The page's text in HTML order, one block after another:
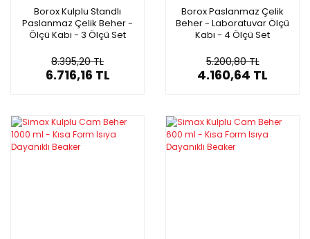
Borox Kulplu Standlı
Paslanmaz Çelik Beher -
Ölçü Kabı - 3 Ölçü Set
8.395,20 TL
6.716,16 TL
Borox Paslanmaz Çelik
Beher - Laboratuvar Ölçü
Kabı - 4 Ölçü Set
5.200,80 TL
4.160,64 TL